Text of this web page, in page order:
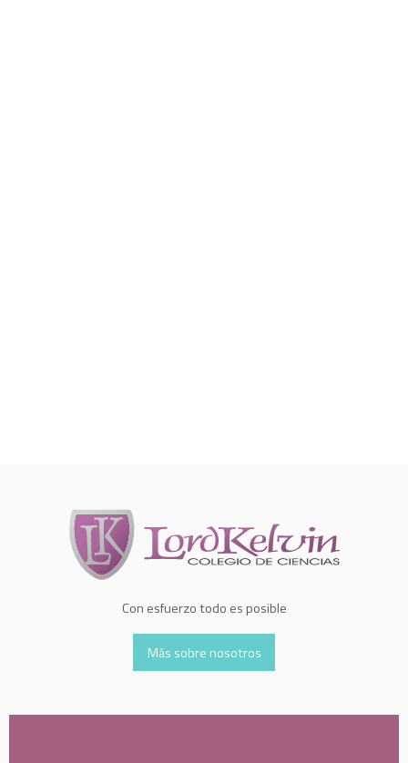
Con esfuerzo todo es posible
Más sobre nosotros